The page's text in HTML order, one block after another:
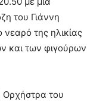
του Γιάννη
της ηλικίας
και των φιγούρων
Ορχήστρα του